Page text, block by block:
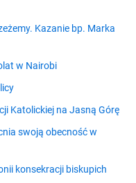
Kazanie bp. Marka
w Nairobi
Katolickiej na Jasną Górę
swoją obecność w
konsekracji biskupich